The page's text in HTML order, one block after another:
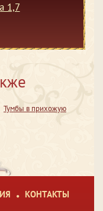
1,7
Тумбы в прихожую
КОНТАКТЫ